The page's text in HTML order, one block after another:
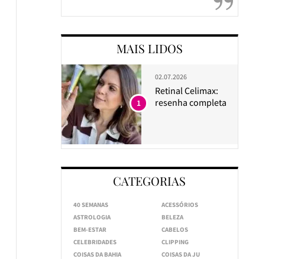
MAIS LIDOS
02.07.2026
Retinal Celimax:
resenha completa
1
CATEGORIAS
40 SEMANAS
ACESSÓRIOS
ASTROLOGIA
BELEZA
BEM-ESTAR
CABELOS
CELEBRIDADES
CLIPPING
COISAS DA BAHIA
COISAS DA JU